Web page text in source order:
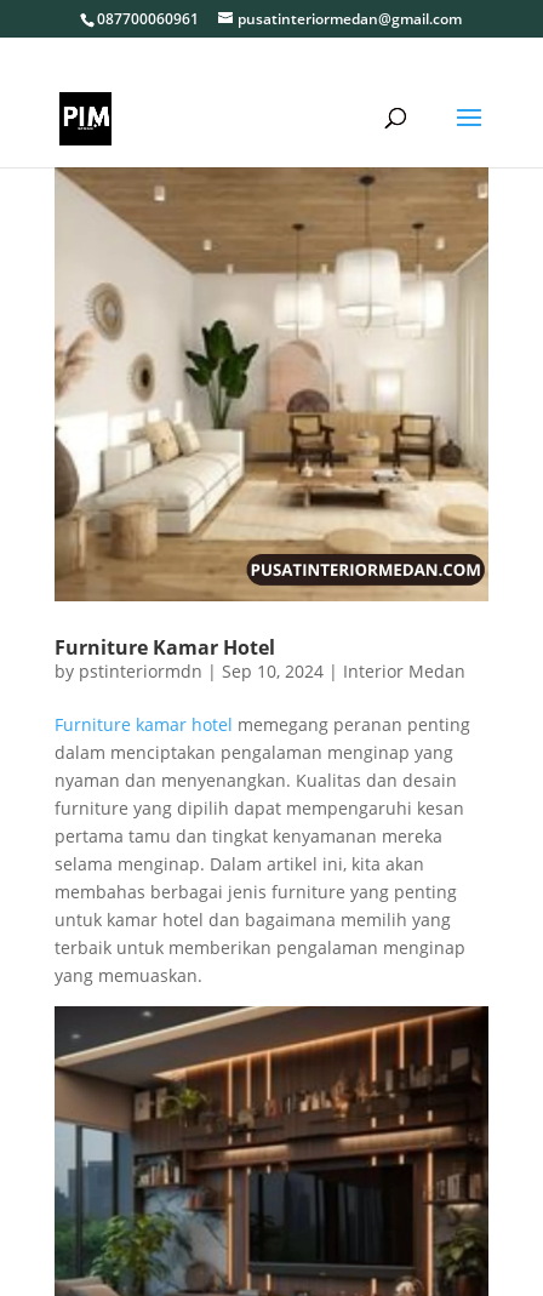
087700060961 pusatinteriormedan@gmail.com
Furniture Kamar Hotel
by pstinteriormdn | Sep 10, 2024| Interior Medan
Furniture kamar hotel memegang peranan penting
dalam menciptakan pengalaman menginap yang
nyaman dan menyenangkan. Kualitas dan desain
furniture yang dipilih dapat mempengaruhi kesan
pertama tamu dan tingkat kenyamanan mereka
selama menginap. Dalam artikel ini, kita akan
membahas berbagai jenis furniture yang penting
untuk kamar hotel dan bagaimana memilih yang
terbaik untuk memberikan pengalaman menginap
yang memuaskan.